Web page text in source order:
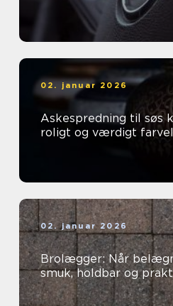
02. januar 2026
Askespredning til søs
roligt og værdigt farvel
02. januar 2026
Brolægger: Når
smuk, holdbar og